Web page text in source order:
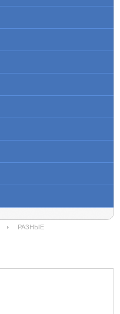
РАЗНЫЕ